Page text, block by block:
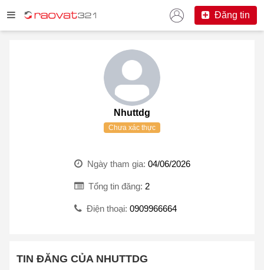
Đăng tin
Nhuttdg
Chưa xác thực
Ngày tham gia: 04/06/2026
Tổng tin đăng: 2
Điện thoại: 0909966664
TIN ĐĂNG CỦA NHUTTDG